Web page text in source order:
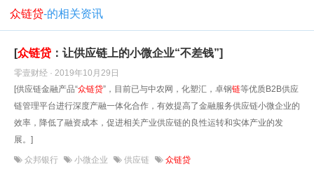
众链贷-的相关资讯
[众链贷 ：让供应链上的小微企业“不差钱”]
零壹财经 · 2019年10月29日
[供应链金融产品“众链贷”，目前已与中农网，化塑汇，卓钢链等优质B2B供应
链管理平台进行深度产融一体化合作，有效提高了金融服务供应链小微企业的
效率，降低了融资成本，促进相关产业供应链的良性运转和实体产业的发
展。]
众邦银行 小微企业 供应链 众链贷